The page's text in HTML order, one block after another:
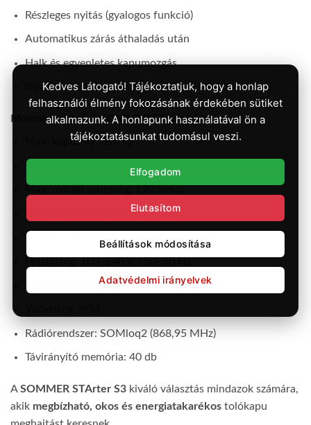
Részleges nyitás (gyalogos funkció)
Automatikus zárás áthaladás után
Halk és egyenletes kapumozgás
Bővíthető rendszer biztonsági kiegészítőkkel
Műszaki adatok – SOMMER STArter S3
Max. kapusúly: 300 kg
Max. mozgatási út: 6 000 mm
Max. forgatónyomaték: 12 Nm
Készenléti fogyasztás: 0,38 W
Üzemi hőmérséklet: -20 °C – +50 °C
Rádiórendszer: SOMloq2 (868,95 MHz)
Távirányító memória: 40 db
ASOMMER STArter S3 kiváló választás mindazok számára,
akik megbízható, okos és energiatakarékos tolókapu
Kedves Látogató! Tájékoztatjuk, hogy a honlap
felhasználói élmény fokozásának érdekében sütiket
alkalmazunk. A honlapunk használatával ön a
tájékoztatásunkat tudomásul veszi.
Elfogadom
Elutasítom
Beállítások módosítása
Adatvédelmi irányelvek